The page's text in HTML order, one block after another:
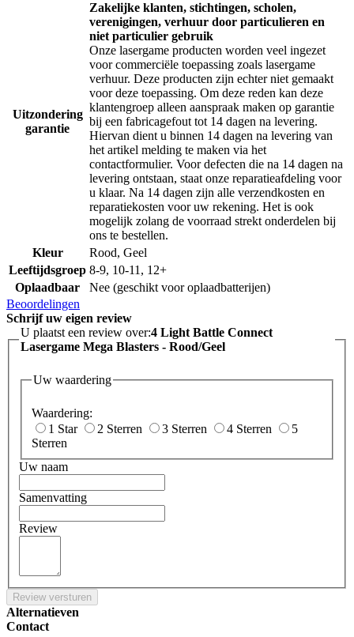
Uitzondering
garantie
Zakelijke klanten, stichtingen, scholen,
verenigingen, verhuur door particulieren en
niet particulier gebruik
Onze lasergame producten worden veel ingezet
voor commerciële toepassing zoals lasergame
verhuur. Deze producten zijn echter niet gemaakt
voor deze toepassing. Om deze reden kan deze
klantengroep alleen aanspraak maken op garantie
bij een fabricagefout tot 14 dagen na levering.
Hiervan dient u binnen 14 dagen na levering van
het artikel melding te maken via het
contactformulier. Voor defecten die na 14 dagen na
levering ontstaan, staat onze reparatieafdeling voor
u klaar. Na 14 dagen zijn alle verzendkosten en
reparatiekosten voor uw rekening. Het is ook
mogelijk zolang de voorraad strekt onderdelen bij
ons te bestellen.
Kleur
Rood, Geel
Leeftijdsgroep 8-9, 10-11, 12+
Oplaadbaar
Nee (geschikt voor oplaadbatterijen)
Beoordelingen
Schrijf uw eigen review
U plaatst een review over:4 Light Battle Connect
Lasergame Mega Blasters - Rood/Geel
Uw waardering
Waardering:
1 Star
2 Sterren 3 Sterren 4 Sterren
5
Sterren
Uw naam
Samenvatting
Review
Review versturen
Alternatieven
Contact